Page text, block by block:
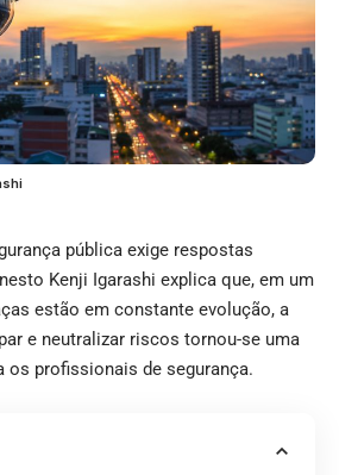
pública exige respostas
Kenji Igarashi explica que, em um
estão em constante evolução, a
e neutralizar riscos tornou-se uma
os profissionais de segurança.